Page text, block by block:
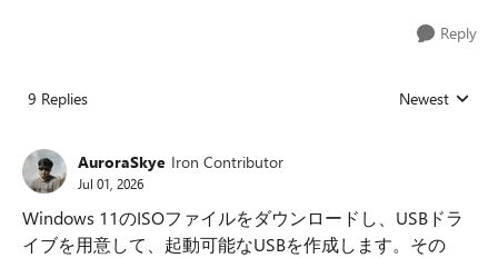
Reply
9 Replies Replies sorted
Newest
AuroraSkye Iron Contributor
Jul 01, 2026
Windows 11のISOファイルをダウンロードし、USBドラ
イブを用意して、起動可能なUSBを作成します。その